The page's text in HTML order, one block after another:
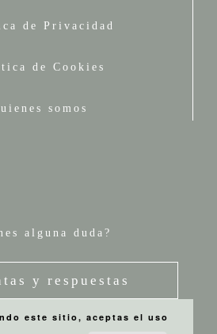
de Privacidad
de Cookies
somos
alguna duda?
y respuestas
este sitio, aceptas el uso